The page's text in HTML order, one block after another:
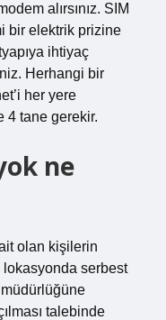
alırsınız. SIM
bir elektrik prizine
ihtiyaç
Herhangi bir
her yere
4 tane gerekir.
ne
ait olan kişilerin
lokasyonda serbest
talebinde